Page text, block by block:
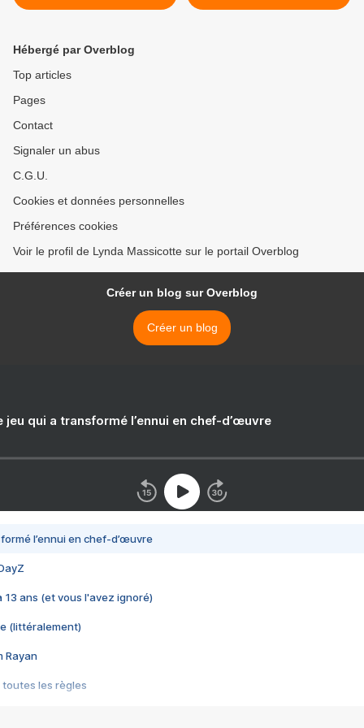
par Martine Lévesque*
Éditions de L'Archipel,
Hébergé par Overblog
Top articles
Pages
Contact
Signaler un abus
C.G.U.
Cookies et données personnelles
Préférences cookies
Voir le profil de Lynda Massicotte sur le portail Overblog
Créer un blog sur Overblog
Créer un blog
jeu qui a transformé l’ennui en chef-d’œuvre
l’ennui en chef-d’œuvre
13 ans (et vous l'avez ignoré)
(littéralement)
Rayan
toutes les règles